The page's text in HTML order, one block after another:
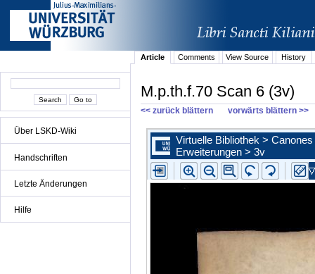
Über LSKD-Wiki
Handschriften
Letzte Änderungen
Hilfe
Article Comments View Source History
M.p.th.f.70 Scan 6 (3v)
<< zurück blättern vorwärts blättern >>